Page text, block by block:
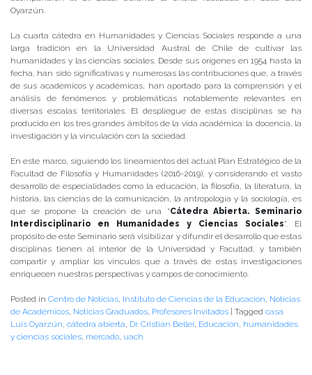
Oyarzún.
La cuarta cátedra en Humanidades y Ciencias Sociales responde a una
larga tradición en la Universidad Austral de Chile de cultivar las
humanidades y las ciencias sociales. Desde sus orígenes en 1954 hasta la
fecha, han sido significativas y numerosas las contribuciones que, a través
de sus académicos y académicas, han aportado para la comprensión y el
análisis de fenómenos y problemáticas notablemente relevantes en
diversas escalas territoriales. El despliegue de estas disciplinas se ha
producido en los tres grandes ámbitos de la vida académica: la docencia, la
investigación y la vinculación con la sociedad.
En este marco, siguiendo los lineamientos del actual Plan Estratégico de la
Facultad de Filosofía y Humanidades (2016-2019), y considerando el vasto
desarrollo de especialidades como la educación, la filosofía, la literatura, la
historia, las ciencias de la comunicación, la antropología y la sociología, es
que se propone la creación de una “Cátedra Abierta. Seminario
Interdisciplinario en Humanidades y Ciencias Sociales”. El
propósito de este Seminario será visibilizar y difundir el desarrollo que estas
disciplinas tienen al interior de la Universidad y Facultad, y también
compartir y ampliar los vínculos que a través de estas investigaciones
enriquecen nuestras perspectivas y campos de conocimiento.
Posted in Centro de Noticias, Instituto de Ciencias de la Educación, Noticias
de Académicos, Noticias Graduados, Profesores Invitados Tagged casa
Luis Oyarzún, cátedra abierta, Dr. Cristian Bellei, Educación, humanidades
y ciencias sociales, mercado, uach